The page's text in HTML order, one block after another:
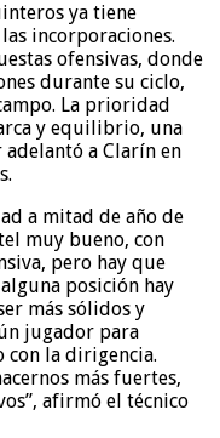
ya tiene
incorporaciones.
ofensivas, donde
durante su ciclo,
La prioridad
y equilibrio, una
a Clarín en
a mitad de año de
muy bueno, con
pero hay que
posición hay
más sólidos y
jugador para
con la dirigencia.
más fuertes,
afirmó el técnico